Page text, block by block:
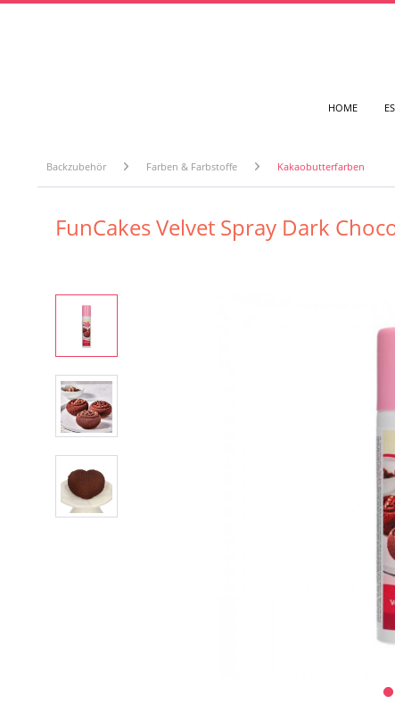
HOME
Backzubehör Farben & Farbstoffe Kakaobutterfarben
FunCakes Velvet Spray Dark